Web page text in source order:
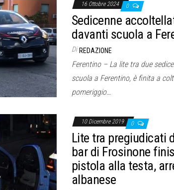
16 Ottobre 2024 0
Sedicenne
davanti scuola a
Di REDAZIONE
Ferentino – La lite tra due
scuola a Ferentino, è finita a
pomeriggio…
10 Dicembre 2019 0
Lite tra pregiudicati
bar di Frosinone
pistola alla testa,
albanese